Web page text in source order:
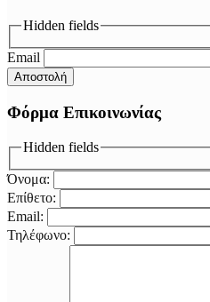
Hidden fields
Email
Φόρμα Επικοινωνίας
Hidden fields
Όνομα:
Επίθετο:
Email:
Τηλέφωνο: